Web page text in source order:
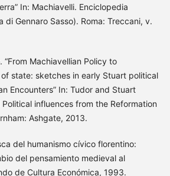
In: Machiavelli. Enciclopedia
di Gennaro Sasso). Roma: Treccani, v.
“From Machiavellian Policy to
state: sketches in early Stuart political
Encounters” In: Tudor and Stuart
influences from the Reformation
Ashgate, 2013.
del humanismo cívico florentino:
del pensamiento medieval al
de Cultura Económica, 1993.